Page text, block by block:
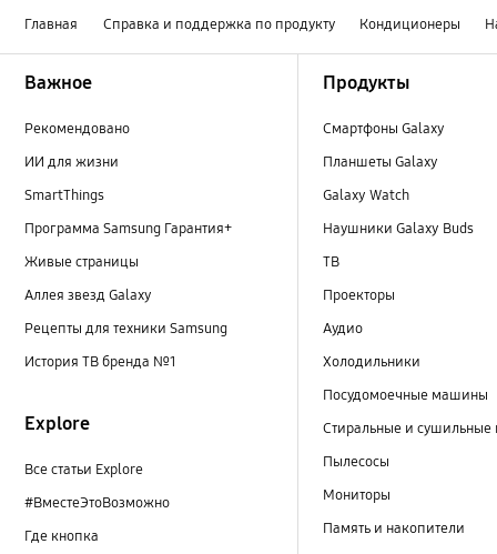
Главная Справка и поддержка по продукту Кондиционеры
Важное
Рекомендовано
ИИ для жизни
SmartThings
Программа Samsung Гарантия+
Живые страницы
Аллея звезд Galaxy
Рецепты для техники Samsung
История ТВ бренда №1
Explore
Все статьи Explore
#ВместеЭтоВозможно
Где кнопка
Продукты
Смартфоны Galaxy
Планшеты Galaxy
Galaxy Watch
Наушники Galaxy Buds
ТВ
Проекторы
Аудио
Холодильники
Посудомоечные машины
Стиральные и
Пылесосы
Мониторы
Память и накопители